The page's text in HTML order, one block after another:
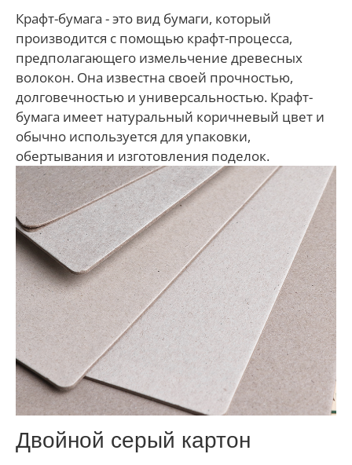
Крафт-бумага - это вид бумаги, который
производится с помощью крафт-процесса,
предполагающего измельчение древесных
волокон. Она известна своей прочностью,
долговечностью и универсальностью. Крафт-
бумага имеет натуральный коричневый цвет и
обычно используется для упаковки,
обертывания и изготовления поделок.
Двойной серый картон